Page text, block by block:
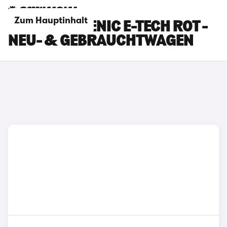
Zum Hauptinhalt
RENAULT SCENIC E-TECH ROT -
NEU- & GEBRAUCHTWAGEN